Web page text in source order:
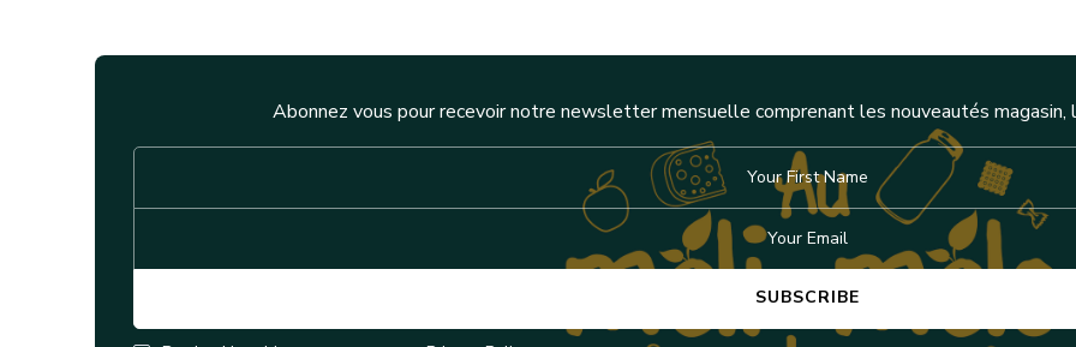
Abonnez vous pour recevoir notre newsletter mensuelle comprenant les nouveautés